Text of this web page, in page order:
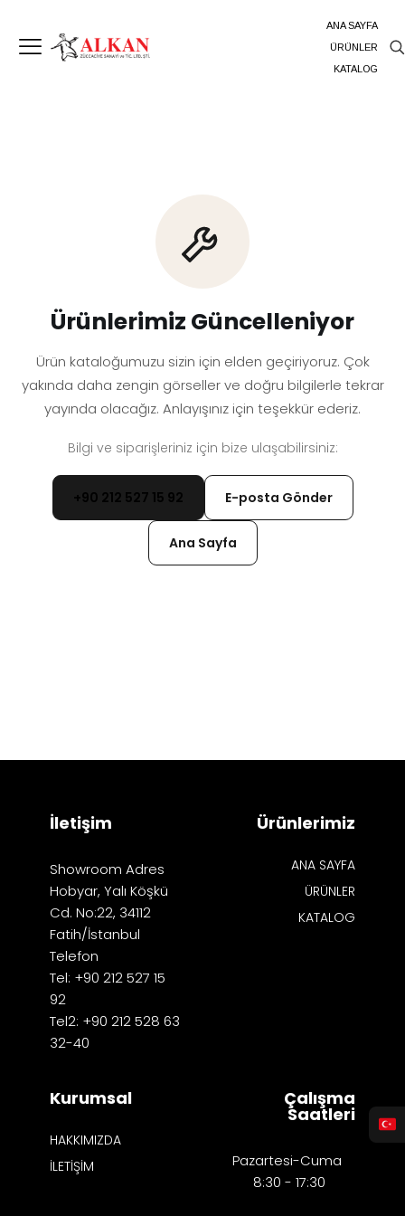
ANA SAYFA
ÜRÜNLER
KATALOG
Ürünlerimiz Güncelleniyor
Ürün kataloğumuzu sizin için elden geçiriyoruz. Çok
yakında daha zengin görseller ve doğru bilgilerle tekrar
yayında olacağız. Anlayışınız için teşekkür ederiz.
Bilgi ve siparişleriniz için bize ulaşabilirsiniz:
+90 212 527 15 92 E-posta Gönder
Ana Sayfa
İletişim
Showroom Adres
Hobyar, Yalı Köşkü
Cd. No:22, 34112
Fatih/İstanbul
Telefon
Tel: +90 212 527 15
92
Tel2: +90 212 528 63
32-40
Ürünlerimiz
ANA SAYFA
ÜRÜNLER
KATALOG
Kurumsal
HAKKIMIZDA
İLETİŞİM
Çalışma
Saatleri
Pazartesi-Cuma
8:30 - 17:30​​